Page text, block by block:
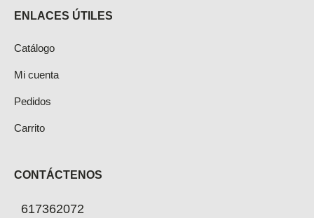
ENLACES ÚTILES
Catálogo
Mi cuenta
Pedidos
Carrito
CONTÁCTENOS
617362072